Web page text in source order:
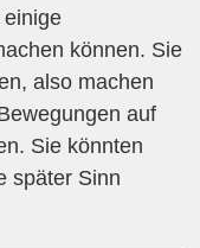
können. Sie
also machen
auf
Sie könnten
später Sinn